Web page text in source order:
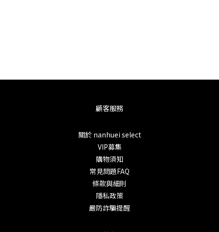
顧客服務
關於 nanhuei select
VIP募集
購物須知
常見問題FAQ
條款與細則
隱私政策
嚴防詐騙提醒